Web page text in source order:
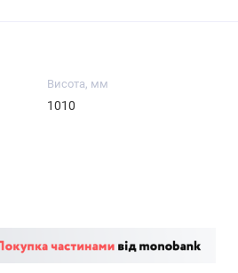
Висота, мм
1010